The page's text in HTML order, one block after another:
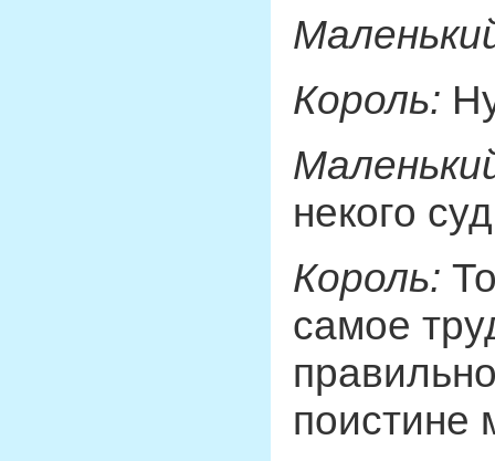
Король:
некого
Король:
самое
поистине